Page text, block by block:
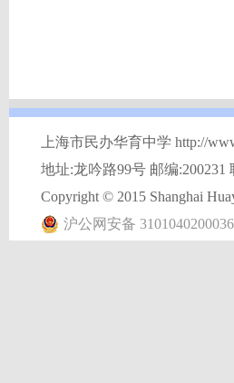
上海市民办华育中学 http://
地址:龙吟路99号 邮编:200231
Copyright © 2015 Shanghai
沪公网安备